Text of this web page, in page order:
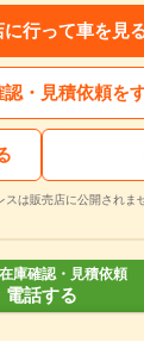
に行って車を見
認・見積依頼を
は販売店に公開されま
庫確認・見積依頼
電話する